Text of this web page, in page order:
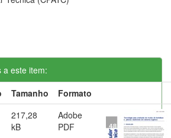
a este item:
Tamanho
Formato
217,28
kB
Adobe
PDF